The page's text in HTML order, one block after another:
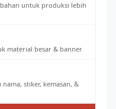
untuk produksi lebih
material besar & banner
stiker, kemasan, &